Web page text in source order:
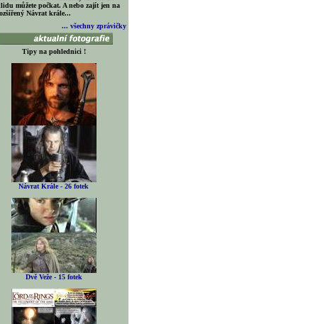
můžete počkat. A nebo zajít jen na
Návrat krále...
... všechny zprávičky
Tipy na pohlednici !
Návrat Krále - 26 fotek
Dvě Veže - 15 fotek